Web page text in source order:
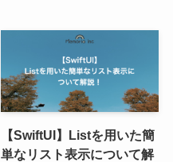
【SwiftUI】Listを用いた簡
単なリスト表示について解